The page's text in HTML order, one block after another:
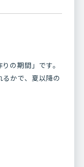
の期間」です。
かで、夏以降の